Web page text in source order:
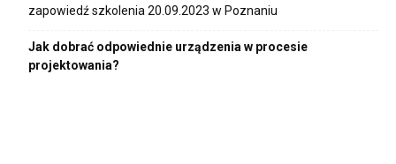
zapowiedź szkolenia 20.09.2023 w Poznaniu
Jak dobrać odpowiednie urządzenia w procesie
projektowania?